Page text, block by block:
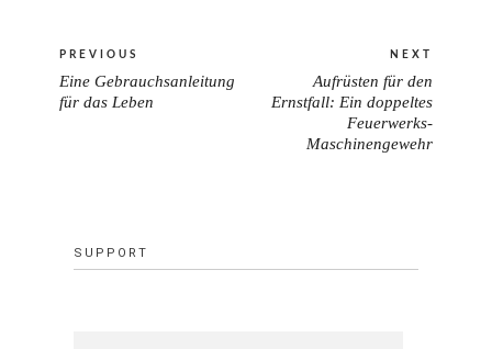
PREVIOUS
PREVIOUS
Eine Gebrauchsanleitung
für das Leben
NEXT
Aufrüsten für den
Ernstfall: Ein doppeltes
Feuerwerks-
Maschinengewehr
SUPPORT